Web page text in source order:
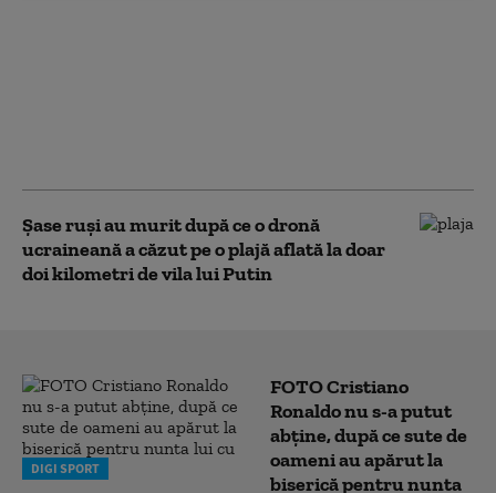
Șase ruși au murit după ce o dronă
ucraineană a căzut pe o plajă aflată la doar
doi kilometri de vila lui Putin
DIGI SPORT
FOTO Cristiano
Ronaldo nu s-a putut
abține, după ce sute de
oameni au apărut la
biserică pentru nunta